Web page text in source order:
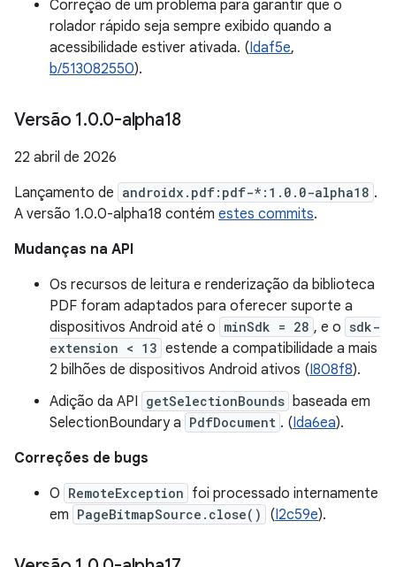
Correção de um problema para garantir que o
rolador rápido seja sempre exibido quando a
acessibilidade estiver ativada. (Idaf5e,
b/513082550).
Versão 1.0.0-alpha18
22 abril de 2026
Lançamento de androidx.pdf:pdf-*:1.0.0-alpha18 .
A versão 1.0.0-alpha18 contém estes commits.
Mudanças na API
Os recursos de leitura e renderização da biblioteca
PDF foram adaptados para oferecer suporte a
dispositivos Android até o minSdk = 28 , e o sdk-
extension < 13 estende a compatibilidade a mais
2 bilhões de dispositivos Android ativos (I808f8).
Adição da API getSelectionBounds baseada em
SelectionBoundary a PdfDocument . (Ida6ea).
Correções de bugs
O RemoteException foi processado internamente
em PageBitmapSource.close() (I2c59e).